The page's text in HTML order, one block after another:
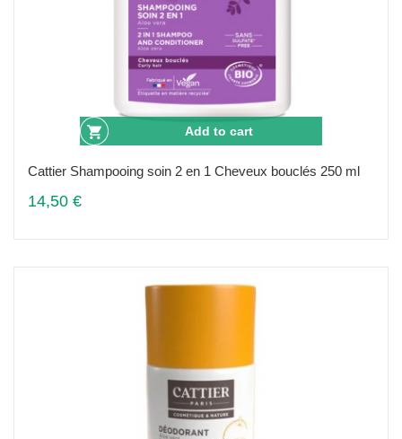
Add to cart
Cattier Shampooing soin 2 en 1 Cheveux bouclés 250 ml
14,50 €